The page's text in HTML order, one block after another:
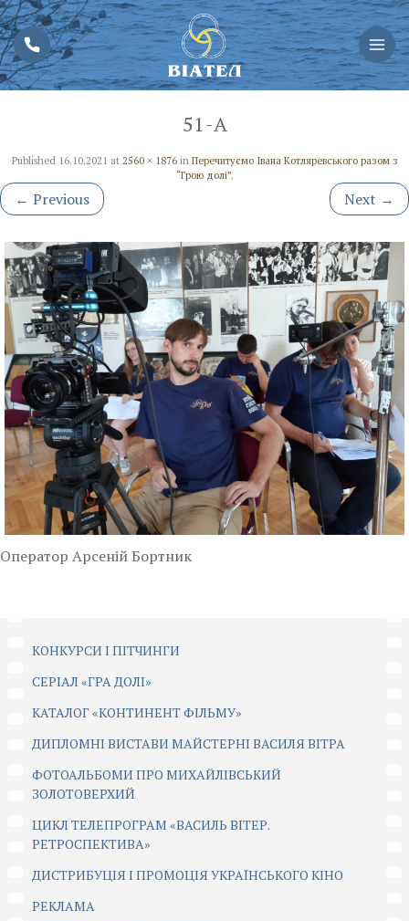
51-А
Published 16.10.2021 at 2560 × 1876in Перечитуємо Івана Котляревського разом з
“Грою долі”.
← Previous Next →
Оператор Арсеній Бортник
КОНКУРСИ І ПІТЧИНГИ
CЕРІАЛ «ГРА ДОЛІ»
КАТАЛОГ «КОНТИНЕНТ ФІЛЬМУ»
ДИПЛОМНІ ВИСТАВИ МАЙСТЕРНІ ВАСИЛЯ ВІТРА
ФОТОАЛЬБОМИ ПРО МИХАЙЛІВСЬКИЙ
ЗОЛОТОВЕРХИЙ
ЦИКЛ ТЕЛЕПРОГРАМ «ВАСИЛЬ ВІТЕР.
РЕТРОСПЕКТИВА»
ДИСТРИБУЦІЯ І ПРОМОЦІЯ УКРАЇНСЬКОГО КІНО
РЕКЛАМА